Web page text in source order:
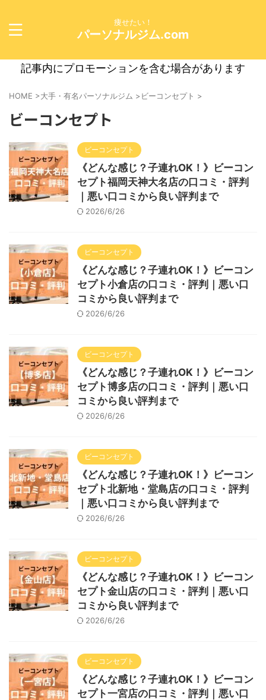
痩せたい！
パーソナルジム.com
記事内にプロモーションを含む場合があります
HOME >大手・有名パーソナルジム >ビーコンセプト >
ビーコンセプト
ビーコンセプト
《どんな感じ？子連れOK！》ビーコン
セプト福岡天神大名店の口コミ・評判
｜悪い口コミから良い評判まで
2026/6/26
ビーコンセプト
《どんな感じ？子連れOK！》ビーコン
セプト小倉店の口コミ・評判｜悪い口
コミから良い評判まで
2026/6/26
ビーコンセプト
《どんな感じ？子連れOK！》ビーコン
セプト博多店の口コミ・評判｜悪い口
コミから良い評判まで
2026/6/26
ビーコンセプト
《どんな感じ？子連れOK！》ビーコン
セプト北新地・堂島店の口コミ・評判
｜悪い口コミから良い評判まで
2026/6/26
ビーコンセプト
《どんな感じ？子連れOK！》ビーコン
セプト金山店の口コミ・評判｜悪い口
コミから良い評判まで
2026/6/26
ビーコンセプト
《どんな感じ？子連れOK！》ビーコン
セプト一宮店の口コミ・評判｜悪い口